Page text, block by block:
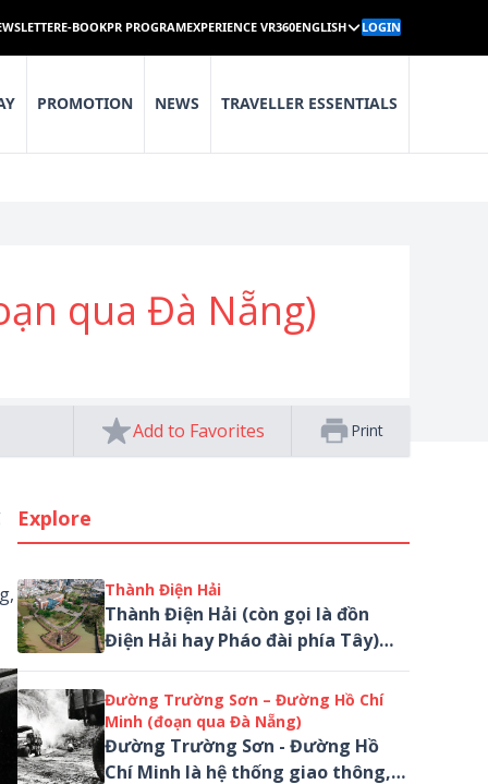
E-BOOKPR PROGRAMEXPERIENCE VR360ENGLISH LOGIN
PROMOTION NEWS TRAVELLER ESSENTIALS
qua Đà Nẵng)
Add to Favorites Print
Explore
Thành Điện Hải
Thành Điện Hải (còn gọi là đồn
Điện Hải hay Pháo đài phía Tây)
nằm giữa trung tâm thành phố Đà
Nẵng, phía tây sông Hàn...
Đường Trường Sơn – Đường Hồ Chí
Minh (đoạn qua Đà Nẵng)
Đường Trường Sơn - Đường Hồ
Chí Minh là hệ thống giao thông,